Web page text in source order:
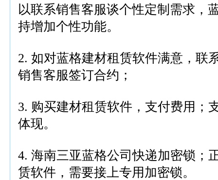
以联系销售客服谈个性定制需求，
持增加个性功能。
2. 如对蓝格建材租赁软件满意，联
销售客服签订合约；
3. 购买建材租赁软件，支付费用；
体现。
4. 海南三亚蓝格公司快递加密锁；
赁软件，需要接上专用加密锁。